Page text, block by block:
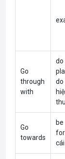
Go
through
with
do
do
Go
towards